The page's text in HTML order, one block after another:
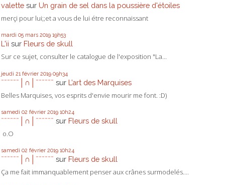
valette sur Un grain de sel dans la poussière d'étoiles
merçi pour lui;;et a vous de lui étre reconnaissant
mardi 05 mars 2019 19h53
L'ii sur Fleurs de skull
Sur ce sujet, consulter le catalogue de l'exposition "La...
jeudi 21 février 2019 09h34
ˉˉˉˉˉˉ│∩│ˉˉˉˉˉˉ sur L’art des Marquises
Belles Marquises, vos esprits d'envie mourir me font. :D)
samedi 02 février 2019 10h24
ˉˉˉˉˉˉ│∩│ˉˉˉˉˉˉ sur Fleurs de skull
o.O
samedi 02 février 2019 10h24
ˉˉˉˉˉˉ│∩│ˉˉˉˉˉˉ sur Fleurs de skull
Ça me fait immanquablement penser aux crânes surmodelés....